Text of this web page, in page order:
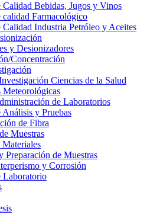
Calidad Bebidas, Jugos y Vinos
calidad Farmacológico
Industria Petróleo y Aceites
y Desionizadores
Concentración
Ciencias de la Salud
Meteorológicas
de Laboratorios
y Pruebas
de Fibra
Muestras
Materiales
Preparación de Muestras
y Corrosión
Laboratorio